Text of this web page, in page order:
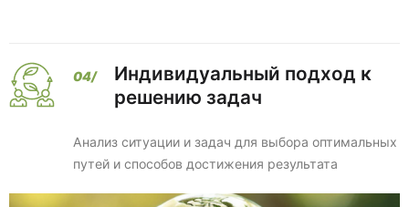
Индивидуальный подход к
решению задач
Анализ ситуации и задач для выбора оптимальных
путей и способов достижения результата